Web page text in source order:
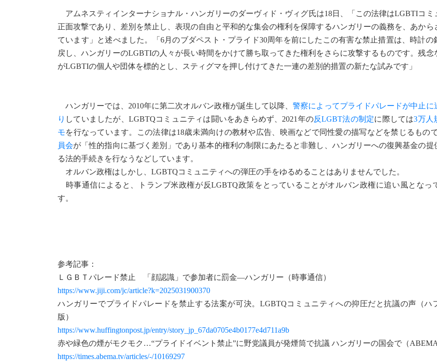
アムネスティインターナショナル・ハンガリーのダーヴィド・ヴィグ氏は18日、「この法律はLGBTIコミ
正面攻撃であり、差別を禁止し、表現の自由と平和的な集会の権利を保障するハンガリーの義務を、あから
ています」と述べました。「6月のブダペスト・プライド30周年を前にしたこの有害な禁止措置は、時計の
戻し、ハンガリーのLGBTIの人々が長い時間をかけて勝ち取ってきた権利をさらに攻撃するものです。残念
がLGBTIの個人や団体を標的とし、スティグマを押し付けてきた一連の差別的措置の新たな試みです」
ハンガリーでは、2010年に第二次オルバン政権が誕生して以降、警察によってプライドパレードが中止に
り していましたが、LGBTQコミュニティは闘いをあきらめず、2021年の反LGBT法の制定に際しては3万人
モを行なっています。この法律は18歳未満向けの教材や広告、映画などで同性愛の描写などを禁じるもの
員会が「性的指向に基づく差別」であり基本的権利の制限にあたると非難し、ハンガリーへの復興基金の提
る法的手続きを行なうなどしています。
オルバン政権はしかし、LGBTQコミュニティへの弾圧の手をゆるめることはありませんでした。
時事通信によると、トランプ米政権が反LGBTQ政策をとっていることがオルバン政権に追い風となっ
す。
参考記事：
ＬＧＢＴパレード禁止 「顔認識」で参加者に罰金―ハンガリー（時事通信）
https://www.jiji.com/jc/article?k=2025031900370
ハンガリーでプライドパレードを禁止する法案が可決。LGBTQコミュニティへの抑圧だと抗議の声（ハ
版）
https://www.huffingtonpost.jp/entry/story_jp_67da0705e4b0177e4d711a9b
赤や緑色の煙がモクモク…“プライドイベント禁止”に野党議員が発煙筒で抗議 ハンガリーの国会で（ABEMA
https://times.abema.tv/articles/-/10169297